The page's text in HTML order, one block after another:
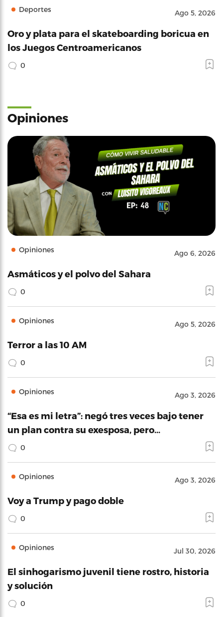
Deportes Ago 5, 2026
Oro y plata para el skateboarding boricua en
los Juegos Centroamericanos
0
Opiniones
Opiniones Ago 6, 2026
Asmáticos y el polvo del Sahara
0
Opiniones Ago 5, 2026
Terror a las 10 AM
0
Opiniones Ago 3, 2026
“Esa es mi letra”: negó tres veces bajo tener
un plan contra su exesposa, pero…
0
Opiniones Ago 3, 2026
Voy a Trump y pago doble
0
Opiniones Jul 30, 2026
El sinhogarismo juvenil tiene rostro, historia
y solución
0